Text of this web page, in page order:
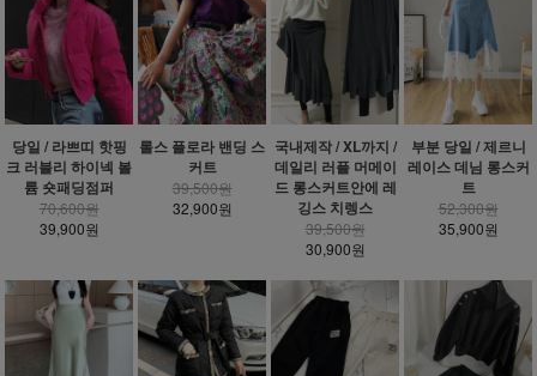
당일 / 라쁘띠 핫핑
크 러블리 하이넥 볼
륨 숏패딩점퍼
70,600원
39,900원
롤스 플로라 밴딩 스
커트
39,500원
32,900원
국내제작 / XL까지 /
데일리 러플 머메이
드 롱스커트안에 레
깅스 치렝스
39,500원
30,900원
부분 당일 / 제르니
레이스 데님 롱스커
트
52,300원
35,900원